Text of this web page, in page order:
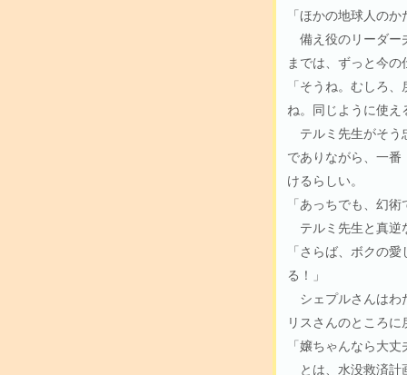
「ほかの地球人の
備え役のリーダー
までは、ずっと今
「そうね。むしろ
ね。同じように使え
テルミ先生がそう
でありながら、一
けるらしい。
「あっちでも、幻
テルミ先生と真逆
「さらば、ボクの
る！」
シェプルさんはわ
リスさんのところ
「嬢ちゃんなら大
とは、水没救済計